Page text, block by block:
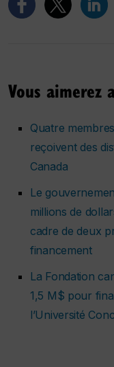
Vous aimerez
Quatre
reçoivent des
Canada
Le
millions de
cadre de deux
financement
La Fondation
1,5 M$ pour
l’Université